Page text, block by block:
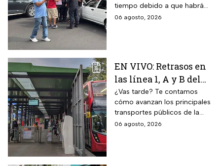
tiempo debido a que habrá
cierres viales por
06 agosto, 2026
EN VIVO: Retrasos en
las línea 1, A y B del
Metro CDMX;
Metrobús sin
contratiempos hoy
jueves 6 de agosto
¿Vas tarde? Te contamos
cómo avanzan los principales
transportes públicos de la
capital durante este jueves.
06 agosto, 2026